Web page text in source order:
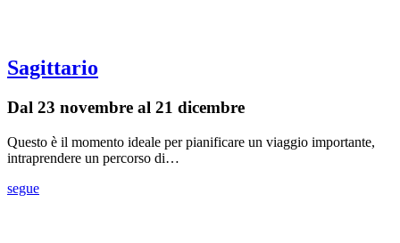
Sagittario
Dal 23 novembre al 21 dicembre
Questo è il momento ideale per pianificare un viaggio importante,
intraprendere un percorso di…
segue